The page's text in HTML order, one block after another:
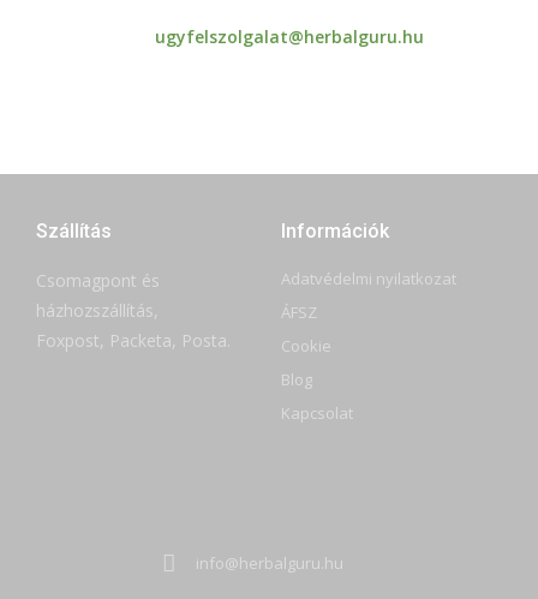
ugyfelszolgalat@herbalguru.hu
Szállítás
Csomagpont és
házhozszállítás,
Foxpost, Packeta, Posta.
Információk
Adatvédelmi nyilatkozat
ÁFSZ
Cookie
Blog
Kapcsolat
info@herbalguru.hu